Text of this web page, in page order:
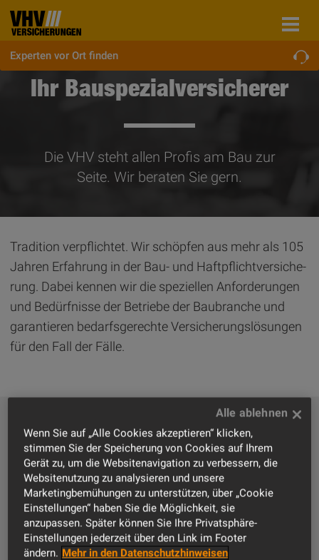
Experten vor Ort finden
Ihr Bau­spe­zi­al­ver­si­che­rer
Die VHV steht allen Profis am Bau zur
Seite. Wir beraten Sie gern.
Tradition verpflichtet. Wir schöpfen aus mehr als 105
Jahren Erfahrung in der Bau- und Haft­pflicht­ver­si­che­
rung. Dabei kennen wir die speziellen Anforderungen
und Bedürfnisse der Betriebe der Baubranche und
garantieren bedarfsgerechte Versicherungslösungen
für den Fall der Fälle.
Über 25.000 Kunden im Bauhaupt- und
Nebengewerbe, 9.000 Architekten, Planer und
Ingenieure und etwa 15.000 sonstige Unternehmen
rund um die Baubranche, aus Dienstleistung,
Handwerk, Projektentwicklung und -management
vertrauen der Vertriebsdirektion Bau. In über 180.000
Verträgen sorgen wir dafür, dass Ihre Projekte nicht
Wenn Sie auf „Alle Cookies akzeptieren“ klicken,
stimmen Sie der Speicherung von Cookies auf Ihrem
Gerät zu, um die Websitenavigation zu verbessern, die
Websitenutzung zu analysieren und unsere
Marketingbemühungen zu unterstützen, über „Cookie
Einstellungen“ haben Sie die Möglichkeit, sie
anzupassen. Später können Sie Ihre Privatsphäre-
Einstellungen jederzeit über den Link im Footer
ändern. Mehr in den Datenschutzhinweisen